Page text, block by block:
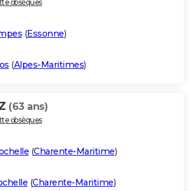
obsèques
(Essonne)
(Alpes-Maritimes)
(63 ans)
obsèques
(Charente-Maritime)
(Charente-Maritime)